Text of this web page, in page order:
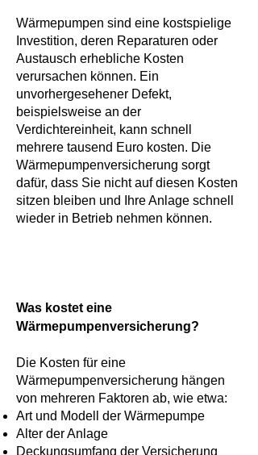
Wärmepumpen sind eine kostspielige
Investition, deren Reparaturen oder
Austausch erhebliche Kosten
verursachen können. Ein
unvorhergesehener Defekt,
beispielsweise an der
Verdichtereinheit, kann schnell
mehrere tausend Euro kosten. Die
Wärmepumpenversicherung sorgt
dafür, dass Sie nicht auf diesen Kosten
sitzen bleiben und Ihre Anlage schnell
wieder in Betrieb nehmen können.
Was kostet eine
Wärmepumpenversicherung?
Die Kosten für eine
Wärmepumpenversicherung hängen
von mehreren Faktoren ab, wie etwa:
Art und Modell der Wärmepumpe
Alter der Anlage
Deckungsumfang der Versicherung